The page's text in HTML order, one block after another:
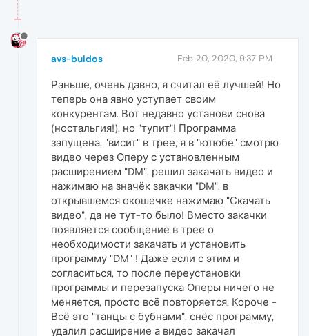
avs-buldos Feb 20, 2020, 9:37 PM
Раньше, очень давно, я считал её лучшей! Но
теперь она явно уступает своим
конкурентам. Вот недавно установи снова
(ностальгия!), но "тупит"! Программа
запущена, "висит" в трее, я в "ютюбе" смотрю
видео через Оперу с установленным
расширением "DM", решил закачать видео и
нажимаю на значёк закачки "DM", в
открывшемся окошечке нажимаю "Скачать
видео", да не тут-то было! Вместо закачки
появляется сообщение в трее о
необходимости закачать и установить
программу "DM" ! Даже если с этим и
согласиться, то после переустановки
программы и перезапуска Оперы ничего не
меняется, просто всё повторяется. Короче -
Всё это "танцы с бубнами", снёс программу,
удалил расширение а видео закачал